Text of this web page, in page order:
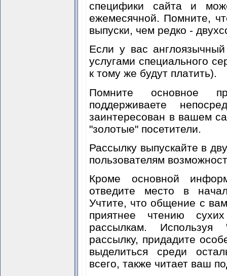
специфики сайта и
ежемесячной. Помните,
выпуски, чем редко -
Если у вас
услугами специального
к тому же будут платить).
Помните основное
поддерживаете
заинтересован в вашем
"золотые" посетители.
Рассылку выпускайте в
пользователям
Кроме основной
отведите место в
Учтите, что общение с
приятнее чтению
рассылкам.
рассылку, придадите
выделиться среди
всего, также читает ваш